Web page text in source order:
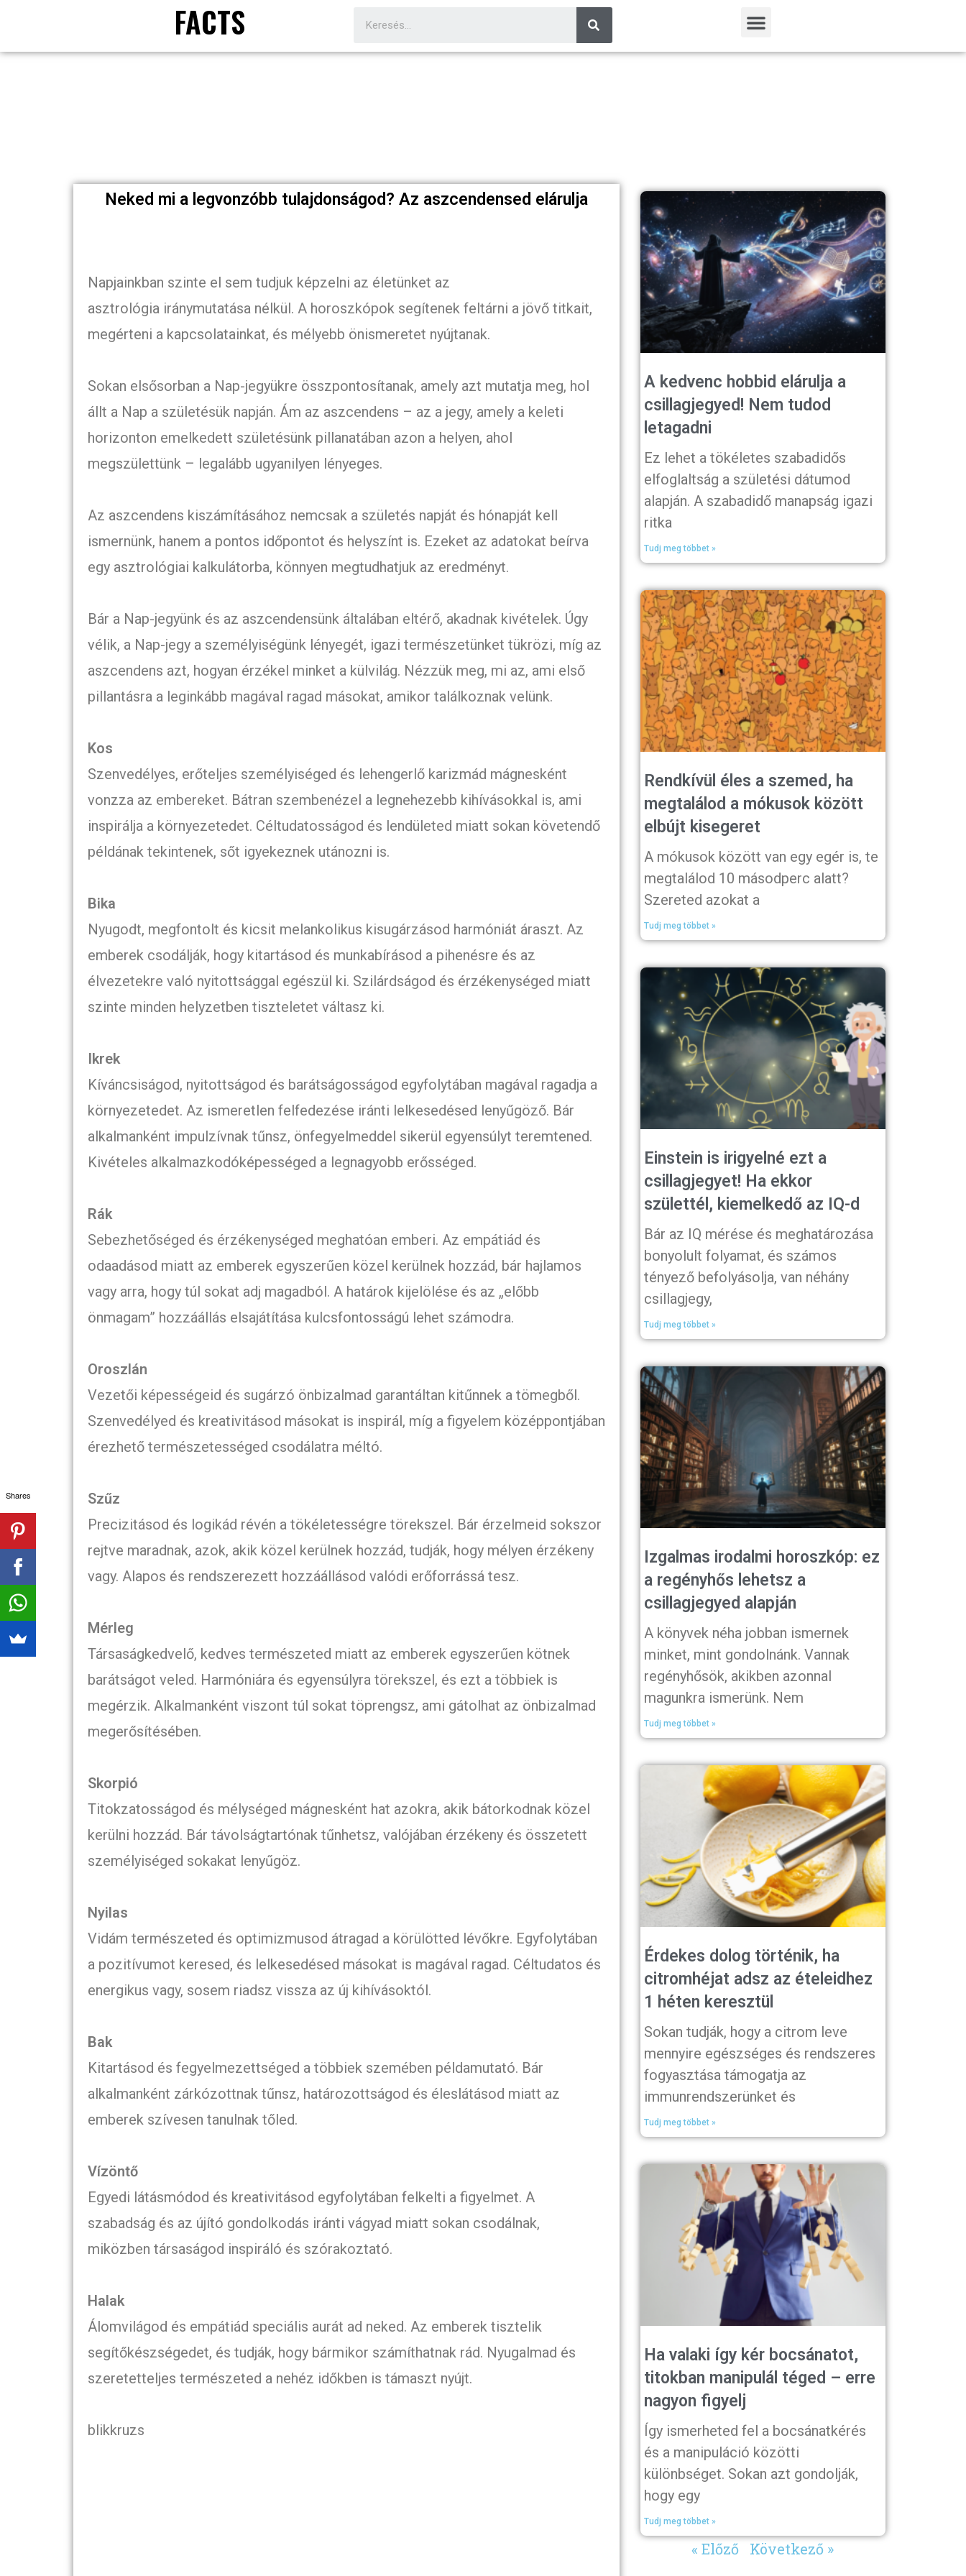
FACTS
Neked mi a legvonzóbb tulajdonságod? Az aszcendensed elárulja
Napjainkban szinte el sem tudjuk képzelni az életünket az
asztrológia iránymutatása nélkül. A horoszkópok segítenek feltárni a jövő titkait,
megérteni a kapcsolatainkat, és mélyebb önismeretet nyújtanak.
Sokan elsősorban a Nap-jegyükre összpontosítanak, amely azt mutatja meg, hol
állt a Nap a születésük napján. Ám az aszcendens – az a jegy, amely a keleti
horizonton emelkedett születésünk pillanatában azon a helyen, ahol
megszülettünk – legalább ugyanilyen lényeges.
Az aszcendens kiszámításához nemcsak a születés napját és hónapját kell
ismernünk, hanem a pontos időpontot és helyszínt is. Ezeket az adatokat beírva
egy asztrológiai kalkulátorba, könnyen megtudhatjuk az eredményt.
Bár a Nap-jegyünk és az aszcendensünk általában eltérő, akadnak kivételek. Úgy
vélik, a Nap-jegy a személyiségünk lényegét, igazi természetünket tükrözi, míg az
aszcendens azt, hogyan érzékel minket a külvilág. Nézzük meg, mi az, ami első
pillantásra a leginkább magával ragad másokat, amikor találkoznak velünk.
Kos
Szenvedélyes, erőteljes személyiséged és lehengerlő karizmád mágnesként
vonzza az embereket. Bátran szembenézel a legnehezebb kihívásokkal is, ami
inspirálja a környezetedet. Céltudatosságod és lendületed miatt sokan követendő
példának tekintenek, sőt igyekeznek utánozni is.
Bika
Nyugodt, megfontolt és kicsit melankolikus kisugárzásod harmóniát áraszt. Az
emberek csodálják, hogy kitartásod és munkabírásod a pihenésre és az
élvezetekre való nyitottsággal egészül ki. Szilárdságod és érzékenységed miatt
szinte minden helyzetben tiszteletet váltasz ki.
Ikrek
Kíváncsiságod, nyitottságod és barátságosságod egyfolytában magával ragadja a
környezetedet. Az ismeretlen felfedezése iránti lelkesedésed lenyűgöző. Bár
alkalmanként impulzívnak tűnsz, önfegyelmeddel sikerül egyensúlyt teremtened.
Kivételes alkalmazkodóképességed a legnagyobb erősséged.
Rák
Sebezhetőséged és érzékenységed meghatóan emberi. Az empátiád és
odaadásod miatt az emberek egyszerűen közel kerülnek hozzád, bár hajlamos
vagy arra, hogy túl sokat adj magadból. A határok kijelölése és az „előbb
önmagam” hozzáállás elsajátítása kulcsfontosságú lehet számodra.
Oroszlán
Vezetői képességeid és sugárzó önbizalmad garantáltan kitűnnek a tömegből.
Szenvedélyed és kreativitásod másokat is inspirál, míg a figyelem középpontjában
érezhető természetességed csodálatra méltó.
Szűz
Precizitásod és logikád révén a tökéletességre törekszel. Bár érzelmeid sokszor
rejtve maradnak, azok, akik közel kerülnek hozzád, tudják, hogy mélyen érzékeny
vagy. Alapos és rendszerezett hozzáállásod valódi erőforrássá tesz.
Mérleg
Társaságkedvelő, kedves természeted miatt az emberek egyszerűen kötnek
barátságot veled. Harmóniára és egyensúlyra törekszel, és ezt a többiek is
megérzik. Alkalmanként viszont túl sokat töprengsz, ami gátolhat az önbizalmad
megerősítésében.
Skorpió
Titokzatosságod és mélységed mágnesként hat azokra, akik bátorkodnak közel
kerülni hozzád. Bár távolságtartónak tűnhetsz, valójában érzékeny és összetett
személyiséged sokakat lenyűgöz.
Nyilas
Vidám természeted és optimizmusod átragad a körülötted lévőkre. Egyfolytában
a pozitívumot keresed, és lelkesedésed másokat is magával ragad. Céltudatos és
energikus vagy, sosem riadsz vissza az új kihívásoktól.
Bak
Kitartásod és fegyelmezettséged a többiek szemében példamutató. Bár
alkalmanként zárkózottnak tűnsz, határozottságod és éleslátásod miatt az
emberek szívesen tanulnak tőled.
Vízöntő
Egyedi látásmódod és kreativitásod egyfolytában felkelti a figyelmet. A
szabadság és az újító gondolkodás iránti vágyad miatt sokan csodálnak,
miközben társaságod inspiráló és szórakoztató.
Halak
Álomvilágod és empátiád speciális aurát ad neked. Az emberek tisztelik
segítőkészségedet, és tudják, hogy bármikor számíthatnak rád. Nyugalmad és
szeretetteljes természeted a nehéz időkben is támaszt nyújt.
blikkruzs
A kedvenc hobbid elárulja a
csillagjegyed! Nem tudod
letagadni
Ez lehet a tökéletes szabadidős
elfoglaltság a születési dátumod
alapján. A szabadidő manapság igazi
ritka
Tudj meg többet »
Rendkívül éles a szemed, ha
megtalálod a mókusok között
elbújt kisegeret
A mókusok között van egy egér is, te
megtalálod 10 másodperc alatt?
Szereted azokat a
Tudj meg többet »
Einstein is irigyelné ezt a
csillagjegyet! Ha ekkor
születtél, kiemelkedő az IQ-d
Bár az IQ mérése és meghatározása
bonyolult folyamat, és számos
tényező befolyásolja, van néhány
csillagjegy,
Tudj meg többet »
Izgalmas irodalmi horoszkóp: ez
a regényhős lehetsz a
csillagjegyed alapján
A könyvek néha jobban ismernek
minket, mint gondolnánk. Vannak
regényhősök, akikben azonnal
magunkra ismerünk. Nem
Tudj meg többet »
Érdekes dolog történik, ha
citromhéjat adsz az ételeidhez
1 héten keresztül
Sokan tudják, hogy a citrom leve
mennyire egészséges és rendszeres
fogyasztása támogatja az
immunrendszerünket és
Tudj meg többet »
Ha valaki így kér bocsánatot,
titokban manipulál téged – erre
nagyon figyelj
Így ismerheted fel a bocsánatkérés
és a manipuláció közötti
különbséget. Sokan azt gondolják,
hogy egy
Tudj meg többet »
« Előző Következő »
Shares